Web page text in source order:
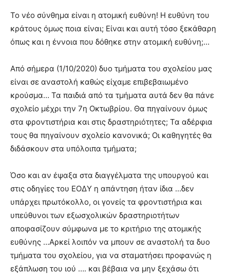
Το νέο σύνθημα είναι η ατομική ευθύνη! Η ευθύνη του
κράτους όμως ποια είναι; Είναι και αυτή τόσο ξεκάθαρη
όπως και η έννοια που δόθηκε στην ατομική ευθύνη;…
Από σήμερα (1/10/2020) δυο τμήματα του σχολείου μας
είναι σε αναστολή καθώς είχαμε επιβεβαιωμένο
κρούσμα… Τα παιδιά από τα τμήματα αυτά δεν θα πάνε
σχολείο μέχρι την 7η Οκτωβρίου. Θα πηγαίνουν όμως
στα φροντιστήρια και στις δραστηριότητες; Τα αδέρφια
τους θα πηγαίνουν σχολείο κανονικά; Οι καθηγητές θα
διδάσκουν στα υπόλοιπα τμήματα;
Όσο και αν έψαξα στα διαγγέλματα της υπουργού και
στις οδηγίες του ΕΟΔΥ η απάντηση ήταν ίδια …δεν
υπάρχει πρωτόκολλο, οι γονείς τα φροντιστήρια και
υπεύθυνοι των εξωσχολικών δραστηριοτήτων
αποφασίζουν σύμφωνα με το κριτήριο της ατομικής
ευθύνης …Αρκεί λοιπόν να μπουν σε αναστολή τα δυο
τμήματα του σχολείου, για να σταματήσει προφανώς η
εξάπλωση του ιού …. και βέβαια να μην ξεχάσω ότι